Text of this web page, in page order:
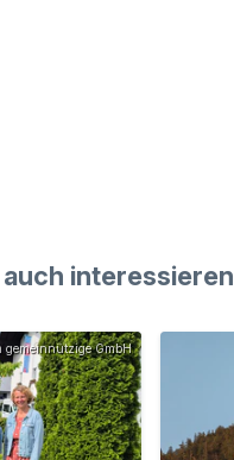
interessieren
gemeinnützige GmbH